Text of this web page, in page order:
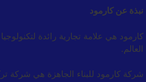
نبذة عن كارمود
كارمود هي علامة تجارية رائدة
العالم.
شركة كارمود للبناء الجاهزة هي شركة